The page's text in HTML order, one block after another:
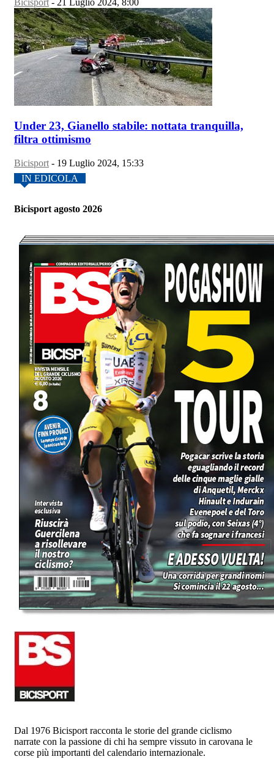
Under 23, Gianello stabile: nottata tranquilla,
filtra ottimismo
Bicisport - 19 Luglio 2024, 15:33
IN EDICOLA
Bicisport agosto 2026
Dal 1976 Bicisport racconta le storie del grande ciclismo
narrate con la passione di chi ha sempre vissuto in carovana le
corse più importanti del calendario internazionale.